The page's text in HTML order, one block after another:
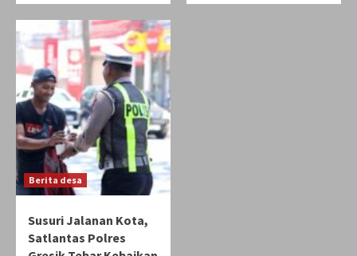
Berita desa
Susuri Jalanan Kota,
Satlantas Polres